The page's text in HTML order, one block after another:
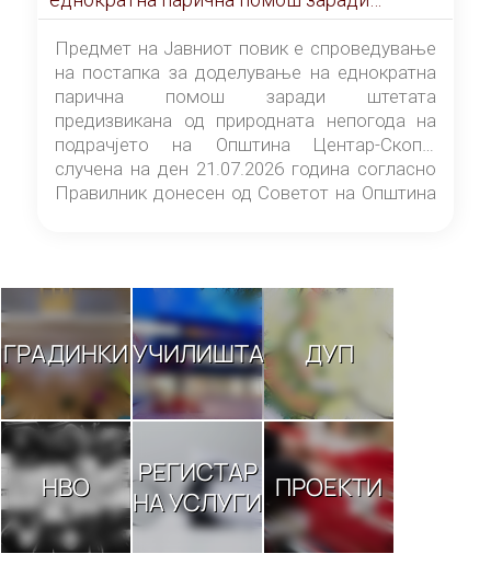
штетата предизвикана од природната
непогода на подрачјето на Општина
Центар-Скопје случена на ден 21.07.2026
година
Предмет на Јавниот повик е спроведување
на постапка за доделување на еднократна
парична помош заради штетата
предизвикана од природната непогода на
подрачјето на Општина Центар-Скопје
случена на ден 21.07.2026 година согласно
Правилник донесен од Советот на Општина
ГРАДИНКИУЧИЛИШТА ДУП
НВО
РЕГИСТАР
НА УСЛУГИ ПРОЕКТИ